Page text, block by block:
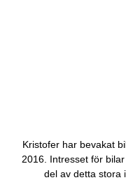
Kristofer har bevakat
2016. Intresset för
del av detta stora